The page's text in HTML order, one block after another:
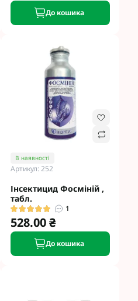
До кошика
В наявності
Артикул: 252
Інсектицид Фосміній ,
табл.
1
528.00 ₴
До кошика